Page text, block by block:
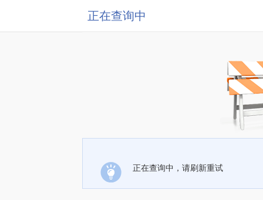
正在查询中
正在查询中，请刷新重试